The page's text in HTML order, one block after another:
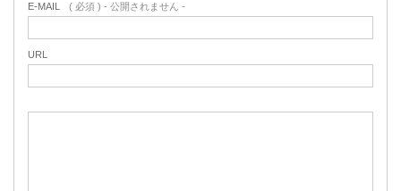
E-MAIL ( 必須 ) - 公開されません -
URL